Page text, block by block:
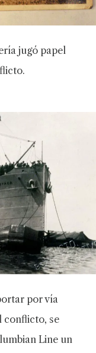
jugó papel
por vía
conflicto, se
Line un